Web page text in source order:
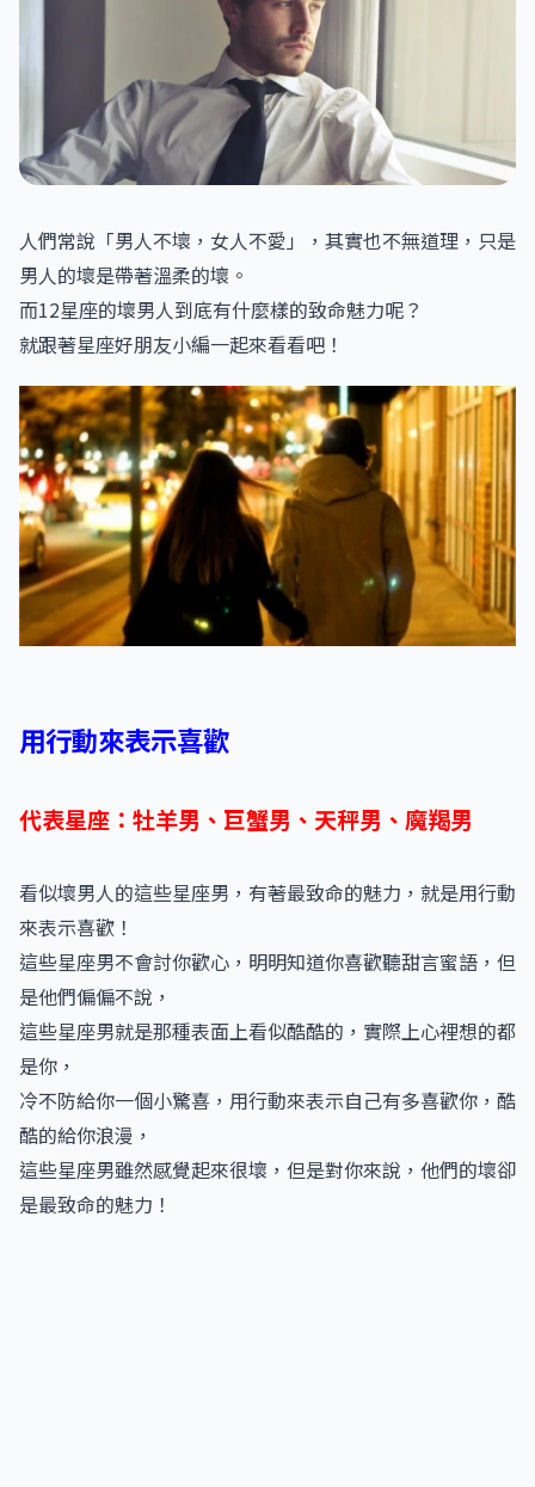
人們常說「男人不壞，女人不愛」，其實也不無道理，只是
男人的壞是帶著溫柔的壞。
而12星座的壞男人到底有什麼樣的致命魅力呢？
就跟著星座好朋友小編一起來看看吧！
用行動來表示喜歡
代表星座：牡羊男、巨蟹男、天秤男、魔羯男
看似壞男人的這些星座男，有著最致命的魅力，就是用行動
來表示喜歡！
這些星座男不會討你歡心，明明知道你喜歡聽甜言蜜語，但
是他們偏偏不說，
這些星座男就是那種表面上看似酷酷的，實際上心裡想的都
是你，
冷不防給你一個小驚喜，用行動來表示自己有多喜歡你，酷
酷的給你浪漫，
這些星座男雖然感覺起來很壞，但是對你來說，他們的壞卻
是最致命的魅力！